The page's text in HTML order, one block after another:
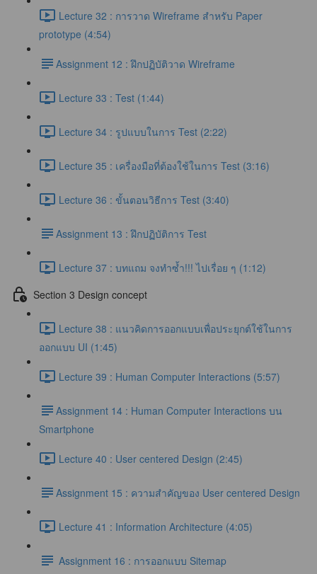
Lecture 32 : การวาด Wireframe สำหรับ Paper
prototype (4:54)
​Assignment 12 : ฝึกปฏิบัติวาด Wireframe
Lecture 33 : Test (1:44)
Lecture 34 : รูปแบบในการ Test (2:22)
Lecture 35 : เครื่องมือที่ต้องใช้ในการ Test (3:16)
Lecture 36 : ขั้นตอนวิธีการ Test (3:40)
​Assignment 13 : ฝึกปฏิบัติการ Test
Lecture 37 : บทแถม จงทำซ้ำ!!! ไปเรื่อย ๆ (1:12)
Section 3 Design concept
Lecture 38 : แนวคิดการออกแบบเพื่อประยุกต์ใช้ในการ
ออกแบบ UI (1:45)
Lecture 39 : Human Computer Interactions (5:57)
​Assignment 14 : Human Computer Interactions บน
Smartphone
Lecture 40 : User centered Design (2:45)
​Assignment 15 : ความสำคัญของ User centered Design
Lecture 41 : Information Architecture (4:05)
Assignment 16 : การออกแบบ Sitemap